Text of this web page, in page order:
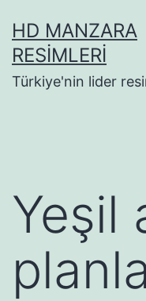
geçHD MANZARA
RESIMLERI
Türkiye'nin lider
Yeşil